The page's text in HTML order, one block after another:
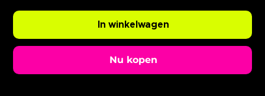
In winkelwagen
Nu kopen